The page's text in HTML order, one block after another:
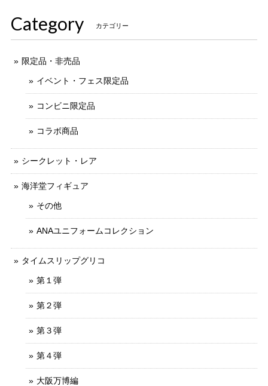
Category カテゴリー
限定品・非売品
イベント・フェス限定品
コンビニ限定品
コラボ商品
シークレット・レア
海洋堂フィギュア
その他
ANAユニフォームコレクション
タイムスリップグリコ
第１弾
第２弾
第３弾
第４弾
大阪万博編